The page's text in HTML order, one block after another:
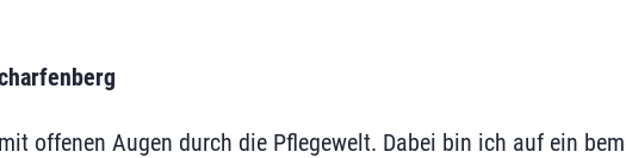
offenen Augen durch die Pflegewelt. Dabei bin ich auf ein